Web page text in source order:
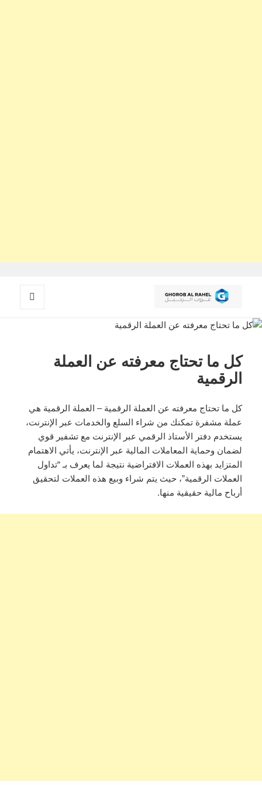
غروب الرحيل
كل ما تحتاج معرفته عن العملة
الرقمية
كل ما تحتاج معرفته عن العملة الرقمية – العملة الرقمية هي
عملة مشفرة تمكنك من شراء السلع والخدمات عبر الإنترنت،
يستخدم دفتر الأستاذ الرقمي عبر الإنترنت مع تشفير قوي
لضمان وحماية المعاملات المالية عبر الإنترنت، يأتي الاهتمام
المتزايد بهذه العملات الافتراضية نتيجة لما يعرف بـ “تداول
العملات الرقمية”، حيث يتم شراء وبيع هذه العملات لتحقيق
أرباح مالية حقيقية منها.